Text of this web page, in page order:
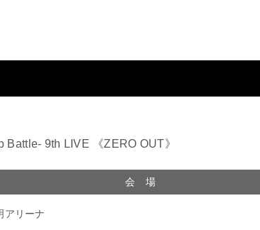
9th LIVE 《ZERO OUT》
会 場
アリーナ